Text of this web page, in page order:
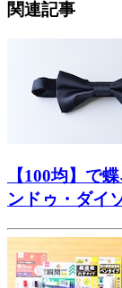
関連記事
【100均】で
ンドゥ・ダイ